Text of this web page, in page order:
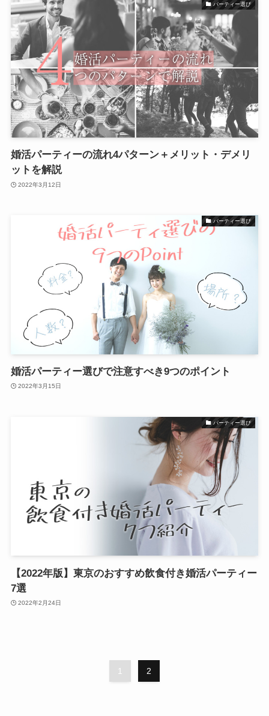
パーティー選び
婚活パーティーの流れ4パターン＋メリット・デメリ
ットを解説
2022年3月12日
パーティー選び
婚活パーティー選びで注意すべき9つのポイント
2022年3月15日
パーティー選び
【2022年版】東京のおすすめ飲食付き婚活パーティー
7選
2022年2月24日
1 2